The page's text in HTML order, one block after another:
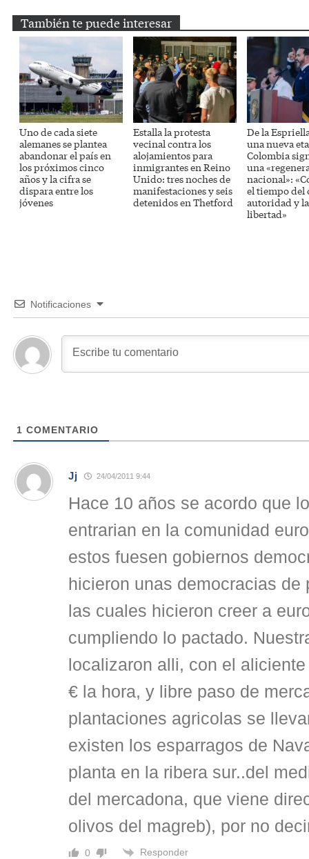
También te puede interesar
Uno de cada siete
alemanes se plantea
abandonar el país en
los próximos cinco
años y la cifra se
dispara entre los
jóvenes
Estalla la protesta
vecinal contra los
alojamientos para
inmigrantes en Reino
Unido: tres noches de
manifestaciones y seis
detenidos en Thetford
De la
una nueva
Colombia
una
nacional»:
el tiempo del
autoridad y la
libertad»
Notificaciones
1 COMENTARIO
Jj 24/04/2011 9:44
Hace 10 años se acordo que
entrarian en la comunidad
estos fuesen gobiernos
hicieron unas democracias de
las cuales hicieron creer a
cumpliendo lo pactado.
localizaron alli, con el
€ la hora, y libre paso de
plantaciones agricolas se
existen los esparragos de
planta en la ribera sur..del
del mercadona, que viene
olivos del magreb), por no
0 Responder